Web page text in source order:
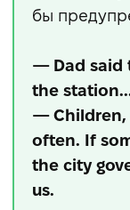
бы
— Dad said
the
— Children,
often. If
the city
us.